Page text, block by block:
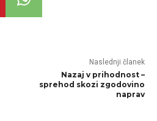
Naslednji članek
Nazaj v prihodnost –
sprehod skozi zgodovino
naprav